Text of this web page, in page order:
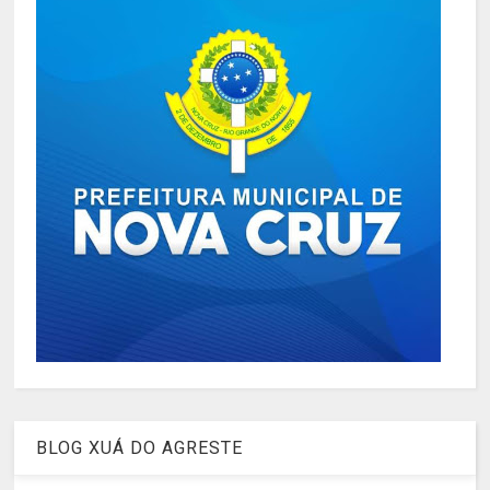
BLOG XUÁ DO AGRESTE